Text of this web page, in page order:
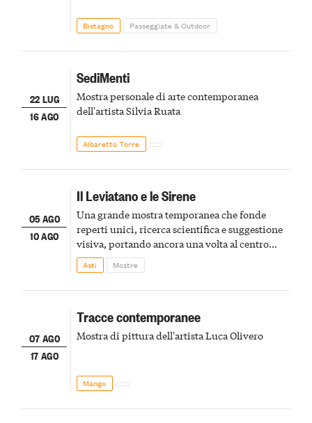
Bistagno Passeggiate & Outdoor
22 LUG
16 AGO
SediMenti
Mostra personale di arte contemporanea
dell'artista Silvia Ruata
Albaretto Torre
05 AGO
10 AGO
Il Leviatano e le Sirene
Una grande mostra temporanea che fonde
reperti unici, ricerca scientifica e suggestione
visiva, portando ancora una volta al centro
della scena le meraviglie del passato astigiano
Asti Mostre
07 AGO
17 AGO
Tracce contemporanee
Mostra di pittura dell'artista Luca Olivero
Mango